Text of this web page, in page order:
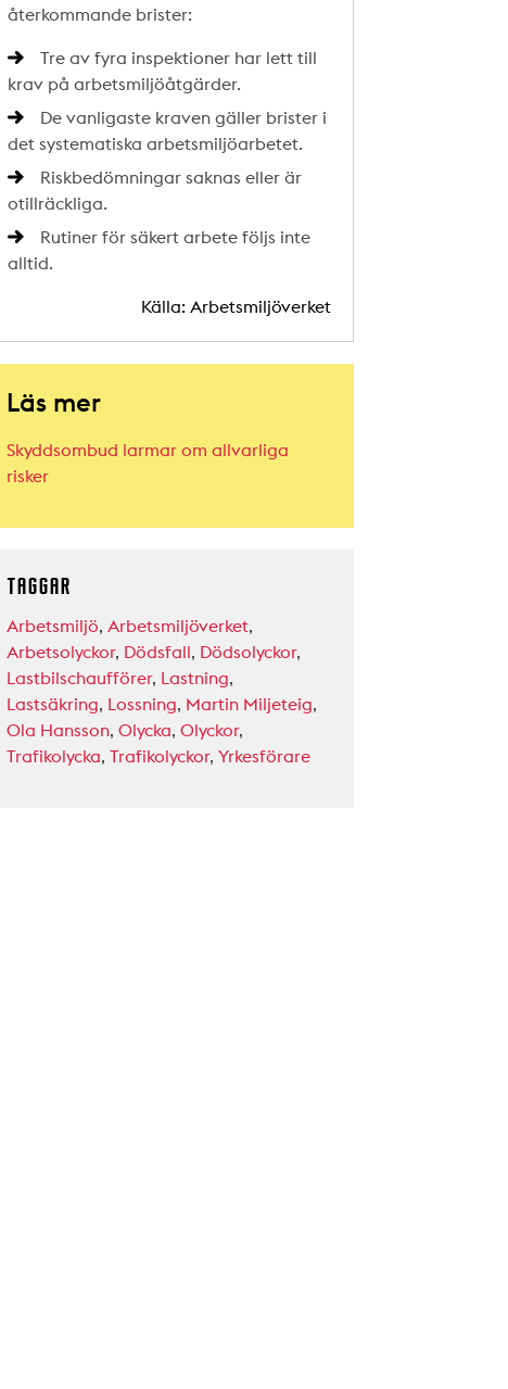
återkommande brister:
Tre av fyra inspektioner har lett till
krav på arbetsmiljöåtgärder.
De vanligaste kraven gäller brister i
det systematiska arbetsmiljöarbetet.
Riskbedömningar saknas eller är
otillräckliga.
Rutiner för säkert arbete följs inte
alltid.
Källa: Arbetsmiljöverket
Läs mer
Skyddsombud larmar om allvarliga
risker
TAGGAR
Arbetsmiljö, Arbetsmiljöverket,
Arbetsolyckor, Dödsfall, Dödsolyckor,
Lastbilschaufförer, Lastning,
Lastsäkring, Lossning, Martin Miljeteig,
Ola Hansson, Olycka, Olyckor,
Trafikolycka, Trafikolyckor, Yrkesförare